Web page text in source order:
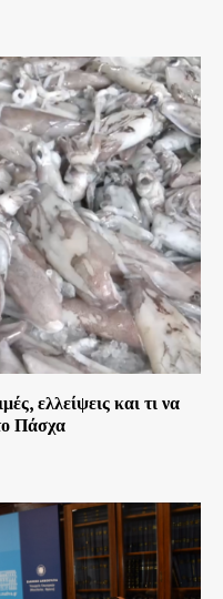
ελλείψεις και τι να
Πάσχα